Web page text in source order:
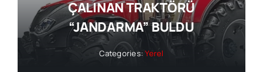
ÇALINAN TRAKTÖRÜ
“JANDARMA” BULDU
Categories:Yerel